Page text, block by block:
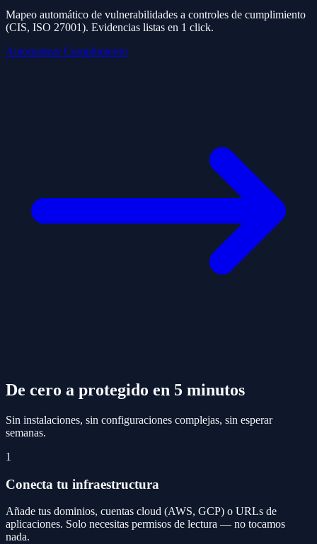
Mapeo automático de vulnerabilidades a controles de cumplimiento
(CIS, ISO 27001). Evidencias listas en 1 click.
Automatizar Cumplimiento
De cero a protegido en 5 minutos
Sin instalaciones, sin configuraciones complejas, sin esperar
semanas.
1
Conecta tu infraestructura
Añade tus dominios, cuentas cloud (AWS, GCP) o URLs de
aplicaciones. Solo necesitas permisos de lectura — no tocamos
nada.